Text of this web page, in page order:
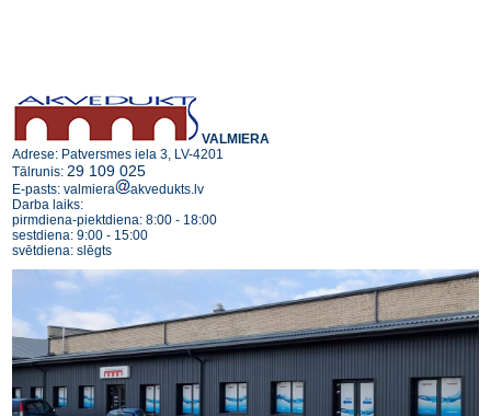
VALMIERA
Adrese: Patversmes iela 3, LV-4201
Tālrunis:29 109 025
E-pasts: valmiera
akvedukts.lv
Darba laiks:
pirmdiena-piektdiena: 8:00 - 18:00
sestdiena: 9:00 - 15:00
svētdiena: slēgts